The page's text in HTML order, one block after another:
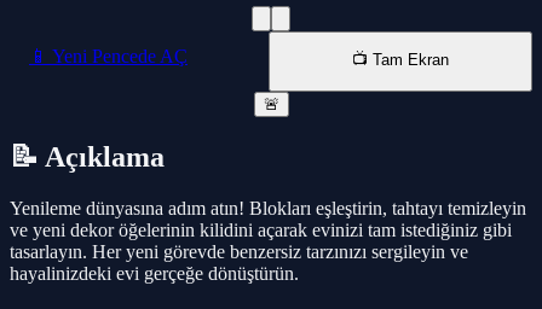
📱 Yeni Pencede AÇ 📺 Tam Ekran
🚨
📝 Açıklama
Yenileme dünyasına adım atın! Blokları eşleştirin, tahtayı temizleyin
ve yeni dekor öğelerinin kilidini açarak evinizi tam istediğiniz gibi
tasarlayın. Her yeni görevde benzersiz tarzınızı sergileyin ve
hayalinizdeki evi gerçeğe dönüştürün.